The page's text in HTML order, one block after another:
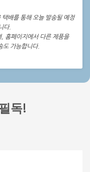
택배를 통해 오늘 발송될 예정
다.
홈페이지에서 다른 제품을
도 가능합니다.
독!